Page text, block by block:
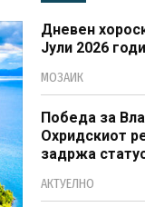
Дневен
Јули 2026
МОЗАИК
Победа за
Охридскиот
задржа
наследство
АКТУЕЛНО